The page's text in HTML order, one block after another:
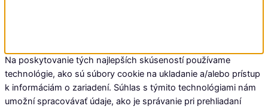
Na poskytovanie tých najlepších skúseností používame
technológie, ako sú súbory cookie na ukladanie a/alebo prístup
k informáciám o zariadení. Súhlas s týmito technológiami nám
umožní spracovávať údaje, ako je správanie pri prehliadaní